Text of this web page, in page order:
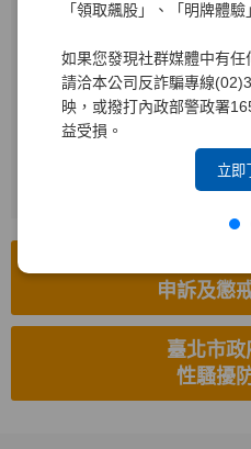
「領取飆股」、「明牌體驗
如果您發現社群媒體中有任
請洽本公司反詐騙專線
映，或撥打內政部警政署
益受損。
立即
電子信箱
申訴及懲
臺北市
性騷擾